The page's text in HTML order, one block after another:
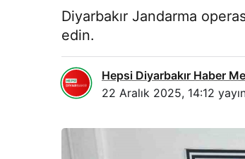
Diyarbakır Jandarma
edin.
Hepsi Diyarbakır Haber
22 Aralık 2025, 14:12